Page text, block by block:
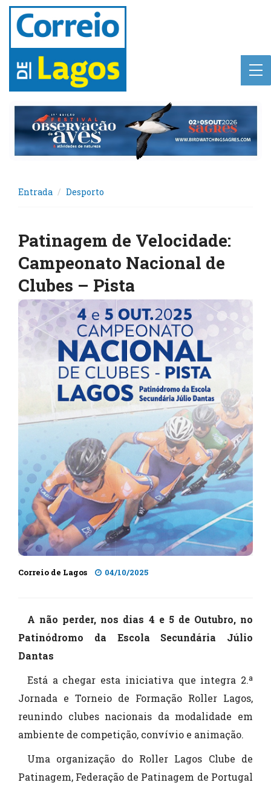
Entrada Desporto
Patinagem de Velocidade:
Campeonato Nacional de
Clubes – Pista
Correio de Lagos 04/10/2025
A não perder, nos dias 4 e 5 de Outubro, no
Patinódromo da Escola Secundária Júlio
Dantas
Está a chegar esta iniciativa que integra 2.ª
Jornada e Torneio de Formação Roller Lagos,
reunindo clubes nacionais da modalidade em
ambiente de competição, convívio e animação.
Uma organização do Roller Lagos Clube de
Patinagem, Federação de Patinagem de Portugal